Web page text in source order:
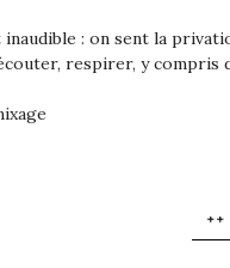
: on sent la
respirer, y compris
++